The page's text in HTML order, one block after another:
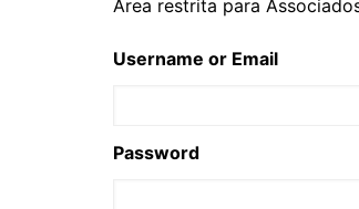
Área restrita para
Username or Email
Password